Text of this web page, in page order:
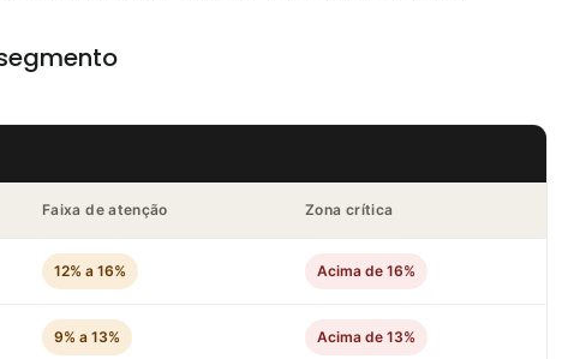
Faixa de atenção Zona crítica
12% a 16% Acima de 16%
9% a 13% Acima de 13%